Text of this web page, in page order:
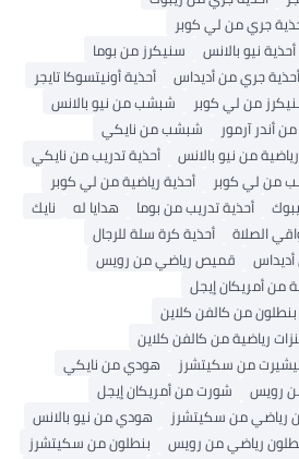
جري من لي كوبر
أحذية نيو بالانس
سنيكرز من بوما
أحذية جري من أديداس
أحذية أونيتسوكا تايجر
من لي كوبر
شبشب من نيو بالانس
أندر آرمور
شبشب من نايكي
من نيو بالانس
أحذية تدريب من نايكي
من لي كوبر
أحذية رياضية من لي كوبر
أحذية تدريب من بوما هدايا له
نايك
الصلاة
أحذية كرة سلة للرجال
قميص رياضي من رويس
من أمريكان إيجل
بنطلون من كالفن كلاين
رياضية من كالفن كلاين
من سكيتشرز
هودي من نايكي
رويس
شورت من أمريكان إيجل
رياضي من سكيتشرز
هودي من نيو بالانس
رياضي من رويس
بنطلون من سكيتشرز